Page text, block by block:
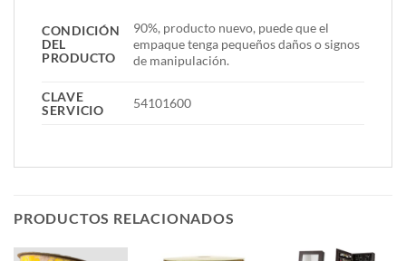
CONDICIÓN
DEL
PRODUCTO
90%, producto nuevo, puede que el
empaque tenga pequeños daños o signos
de manipulación.
CLAVE
SERVICIO
54101600
PRODUCTOS RELACIONADOS